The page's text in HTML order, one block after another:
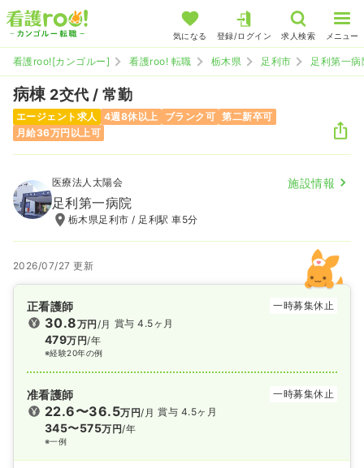
気になる 登録/ログイン 求人検索 メニュー
看護roo![カンゴルー] 看護roo! 転職 栃木県 足利市 足利第一病
病棟 2交代 / 常勤
エージェント求人 4週8休以上 ブランク可 第二新卒可
月給36万円以上可
医療法人太陽会 施設情報
足利第一病院
栃木県足利市 / 足利駅 車5分
2026/07/27 更新
正看護師 一時募集休止
30.8万円/月
479万円/年
※経験20年の例
賞与 4.5ヶ月
准看護師 一時募集休止
22.6〜36.5万円/月
345〜575万円/年
※一例
賞与 4.5ヶ月